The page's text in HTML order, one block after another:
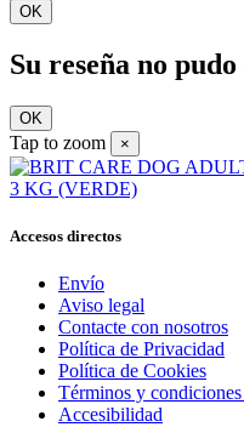
OK
Su reseña no
OK
Tap to zoom ×
Accesos directos
Envío
Aviso legal
Contacte con nosotros
Política de Privacidad
Política de Cookies
Términos y
Accesibilidad